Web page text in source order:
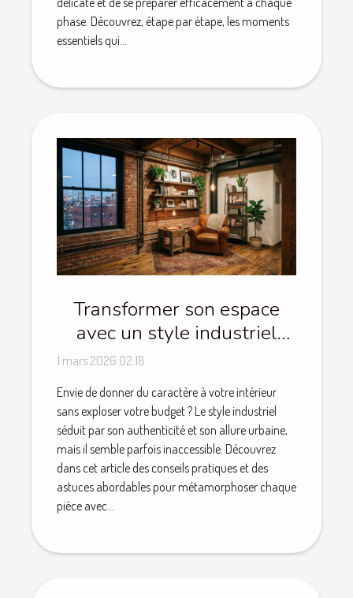
phase. Découvrez, étape par étape, les moments
essentiels qui...
Transformer son espace
avec un style industriel
sans se ruiner
1 mars 2026 02:18
Envie de donner du caractère à votre intérieur
sans exploser votre budget ? Le style industriel
séduit par son authenticité et son allure urbaine,
mais il semble parfois inaccessible. Découvrez
dans cet article des conseils pratiques et des
astuces abordables pour métamorphoser chaque
pièce avec...